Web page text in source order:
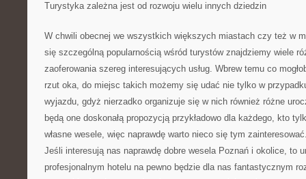
Turystyka zależna jest od rozwoju wielu innych dziedzin
W chwili obecnej we wszystkich większych miastach czy też w
się szczególną popularnością wśród turystów znajdziemy wiele
zaoferowania szereg interesujących usług. Wbrew temu co
rzut oka, do miejsc takich możemy się udać nie tylko w
wyjazdu, gdyż nierzadko organizuje się w nich również różne
będą one doskonałą propozycją przykładowo dla każdego, kto
własne wesele, więc naprawdę warto nieco się tym
Jeśli interesują nas naprawdę dobre wesela Poznań i okolice, to
profesjonalnym hotelu na pewno będzie dla nas fantastycznym